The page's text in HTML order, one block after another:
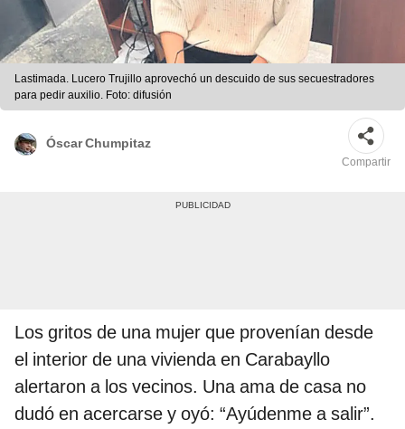
Lastimada. Lucero Trujillo aprovechó un descuido de sus secuestradores
para pedir auxilio. Foto: difusión
Óscar Chumpitaz
Compartir
Los gritos de una mujer que provenían desde
el interior de una vivienda en Carabayllo
alertaron a los vecinos. Una ama de casa no
dudó en acercarse y oyó: “Ayúdenme a salir”.